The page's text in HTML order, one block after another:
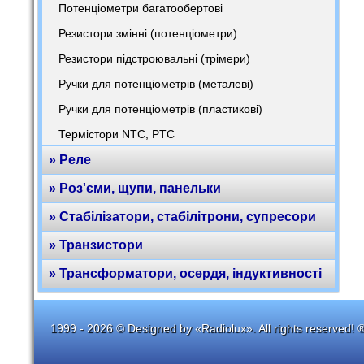
Потенціометри багатообертові
Резистори змінні (потенціометри)
Резистори підстроювальні (трімери)
Ручки для потенціометрів (металеві)
Ручки для потенціометрів (пластикові)
Термістори NTC, PTC
» Реле
» Роз'єми, щупи, панельки
» Стабілізатори, стабілітрони, супресори
» Транзистори
» Трансформатори, осердя, індуктивності
1999 - 2026 © Designed by «Radiolux». All rights reserved!